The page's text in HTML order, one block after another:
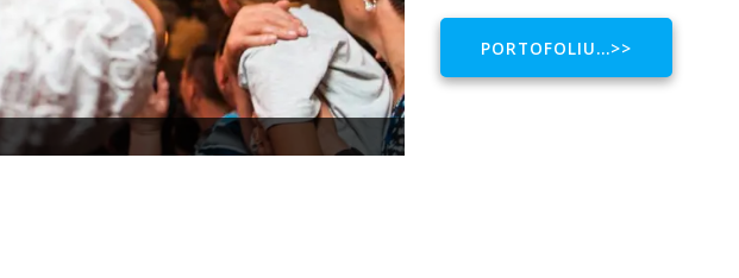
PORTOFOLIU…>>